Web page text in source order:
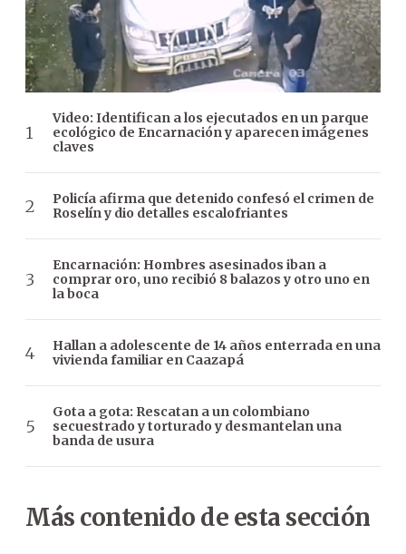
Video: Identifican a los ejecutados en un parque
ecológico de Encarnación y aparecen imágenes
claves
Policía afirma que detenido confesó el crimen de
Roselín y dio detalles escalofriantes
Encarnación: Hombres asesinados iban a
comprar oro, uno recibió 8 balazos y otro uno en
la boca
Hallan a adolescente de 14 años enterrada en una
vivienda familiar en Caazapá
Gota a gota: Rescatan a un colombiano
secuestrado y torturado y desmantelan una
banda de usura
Más contenido de esta sección